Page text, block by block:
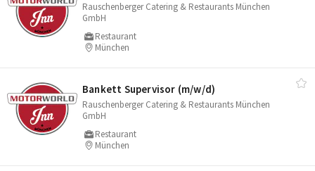
Rauschenberger Catering & Restaurants München
GmbH
Restaurant
München
Bankett Supervisor (m/​w/​d)
Rauschenberger Catering & Restaurants München
GmbH
Restaurant
München